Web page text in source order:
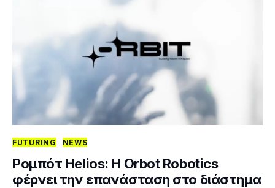
FUTURING NEWS
Ρομπότ Helios: Η Orbot Robotics
φέρνει την επανάσταση στο διάστημα